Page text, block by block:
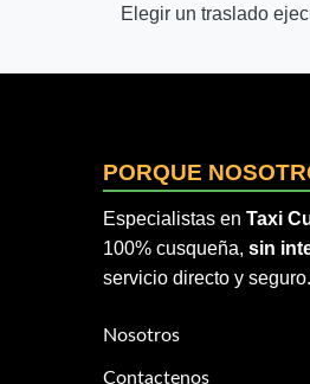
Elegir un traslado
PORQUE
Especialistas en Taxi
100% cusqueña, sin
servicio directo y seguro.
Nosotros
Contactenos